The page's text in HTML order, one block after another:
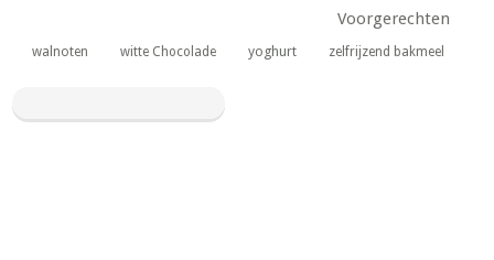
Voorgerechten
walnoten witte Chocolade yoghurt zelfrijzend bakmeel